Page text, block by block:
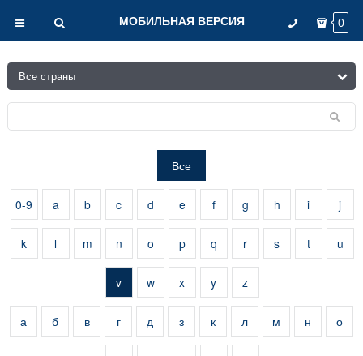
МОБИЛЬНАЯ ВЕРСИЯ 0
Все
0-9 a b c d e f g h i j
k l m n o p q r s t u
v w x y z
а б в г д з к л м н о